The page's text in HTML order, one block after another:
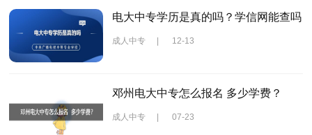
电大中专学历是真的吗？学信网能查吗
成人中专 12-13
邓州电大中专怎么报名 多少学费？
成人中专 07-23